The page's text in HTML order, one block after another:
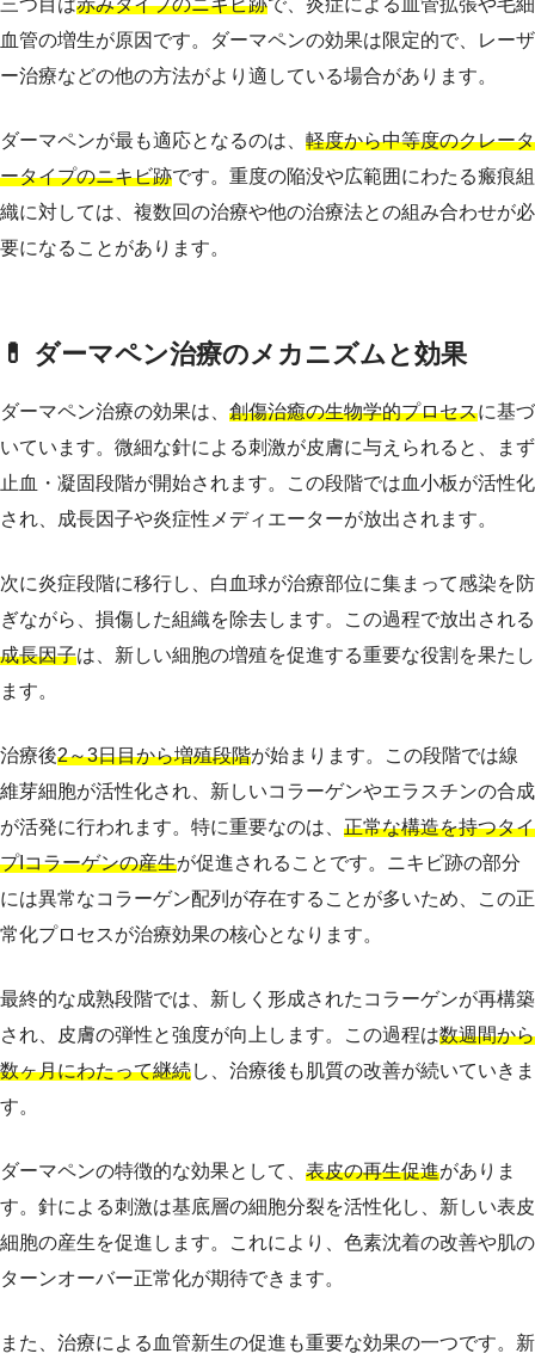
三つ目は赤みタイプのニキビ跡で、炎症による血管拡張や毛細
血管の増生が原因です。ダーマペンの効果は限定的で、レーザ
ー治療などの他の方法がより適している場合があります。
ダーマペンが最も適応となるのは、 軽度から中等度のクレータ
ータイプのニキビ跡です。重度の陥没や広範囲にわたる瘢痕組
織に対しては、複数回の治療や他の治療法との組み合わせが必
要になることがあります。
💊 ダーマペン治療のメカニズムと効果
ダーマペン治療の効果は、 創傷治癒の生物学的プロセスに基づ
いています。微細な針による刺激が皮膚に与えられると、まず
止血・凝固段階が開始されます。この段階では血小板が活性化
され、成長因子や炎症性メディエーターが放出されます。
次に炎症段階に移行し、白血球が治療部位に集まって感染を防
ぎながら、損傷した組織を除去します。この過程で放出される
成長因子は、新しい細胞の増殖を促進する重要な役割を果たし
ます。
治療後2～3日目から増殖段階が始まります。この段階では線
維芽細胞が活性化され、新しいコラーゲンやエラスチンの合成
が活発に行われます。特に重要なのは、 正常な構造を持つタイ
プIコラーゲンの産生が促進されることです。ニキビ跡の部分
には異常なコラーゲン配列が存在することが多いため、この正
常化プロセスが治療効果の核心となります。
最終的な成熟段階では、新しく形成されたコラーゲンが再構築
され、皮膚の弾性と強度が向上します。この過程は数週間から
数ヶ月にわたって継続し、治療後も肌質の改善が続いていきま
す。
ダーマペンの特徴的な効果として、 表皮の再生促進がありま
す。針による刺激は基底層の細胞分裂を活性化し、新しい表皮
細胞の産生を促進します。これにより、色素沈着の改善や肌の
ターンオーバー正常化が期待できます。
また、治療による血管新生の促進も重要な効果の一つです。新